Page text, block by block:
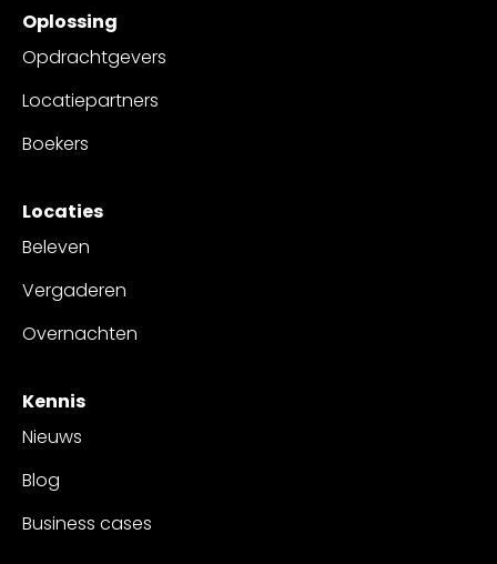
Oplossing
Opdrachtgevers
Locatiepartners
Boekers
Locaties
Beleven
Vergaderen
Overnachten
Kennis
Nieuws
Blog
Business cases